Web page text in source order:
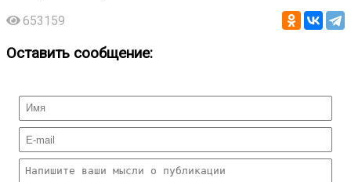
653159
Оставить сообщение: